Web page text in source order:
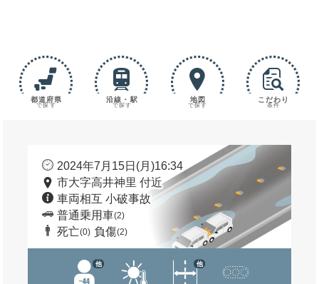
都道府県
で探す
沿線・駅
で探す
地図
で探す
こだわり
条件
2024年7月15日(月)16:34
市大字高井神里 付近
車両相互 小破事故
普通乗用車(2)
死亡(0) 負傷(2)
他 他